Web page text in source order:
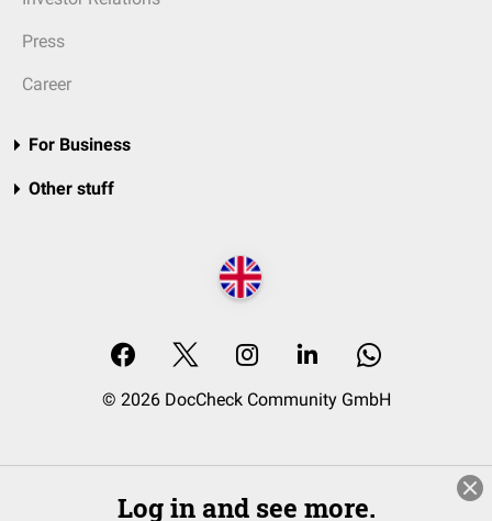
Press
Career
For Business
Other stuff
© 2026 DocCheck Community GmbH
Log in and see more.